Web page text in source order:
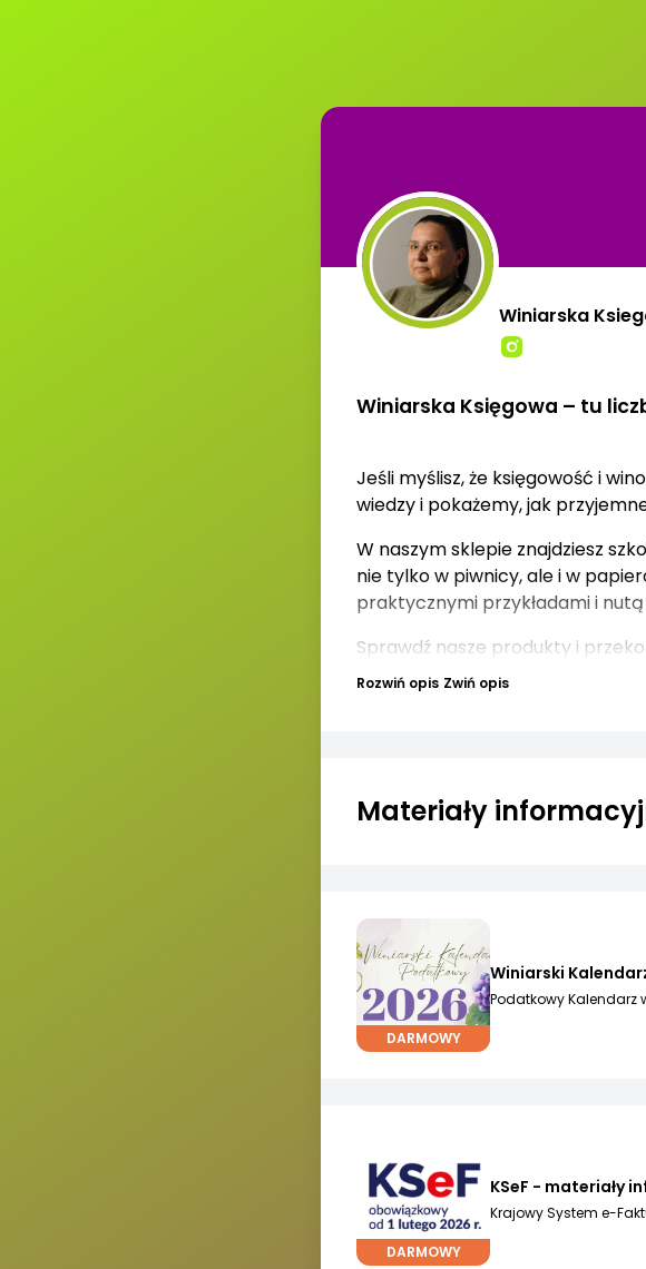
Winiarska
Winiarska Księgowa – tu
Jeśli myślisz, że księgowość i
wiedzy i pokażemy, jak
W naszym sklepie znajdziesz
nie tylko w piwnicy, ale i w
praktycznymi przykładami i
Sprawdź nasze produkty i
Rozwiń opis Zwiń opis
Materiały
DARMOWY
Winiarski
Podatkowy Kalendarz
DARMOWY
KSeF - materiały
Krajowy System e-